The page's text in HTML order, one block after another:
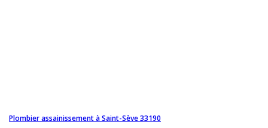
Plombier assainissement à Saint-Sève 33190